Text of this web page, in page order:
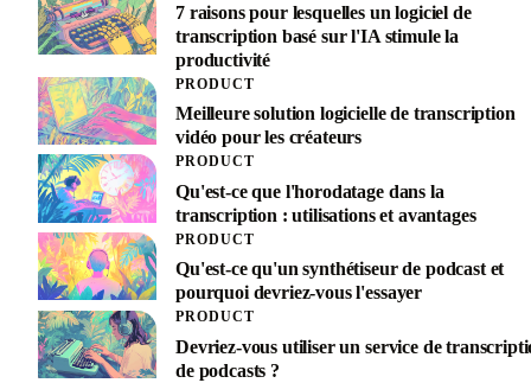
7 raisons pour lesquelles un logiciel de
transcription basé sur l'IA stimule la
productivité
PRODUCT
Meilleure solution logicielle de transcription
vidéo pour les créateurs
PRODUCT
Qu'est-ce que l'horodatage dans la
transcription : utilisations et avantages
PRODUCT
Qu'est-ce qu'un synthétiseur de podcast et
pourquoi devriez-vous l'essayer
PRODUCT
Devriez-vous utiliser un service de
de podcasts ?